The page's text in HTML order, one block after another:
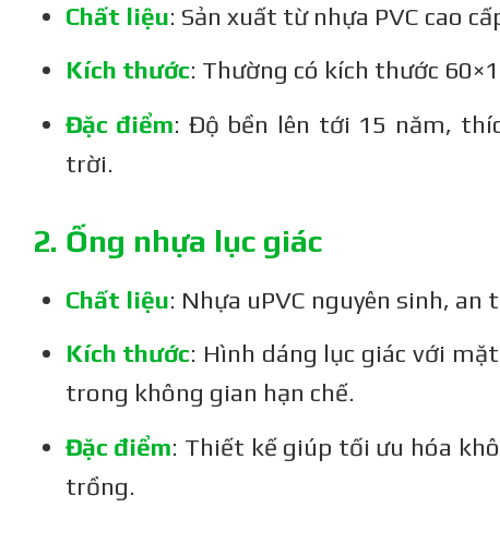
Chất liệu: Sản xuất từ nhựa PVC cao
Kích thước: Thường có kích thước
Đặc điểm: Độ bền lên tới 15 năm,
trời.
2. Ống nhựa lục giác
Chất liệu: Nhựa uPVC nguyên sinh, an
Kích thước: Hình dáng lục giác với
trong không gian hạn chế.
Đặc điểm: Thiết kế giúp tối ưu hóa
trồng.